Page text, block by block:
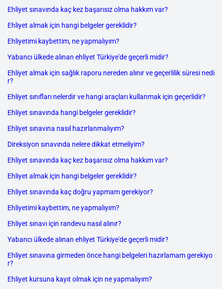
Ehliyet sınavında kaç kez başarısız olma hakkım var?
Ehliyet almak için hangi belgeler gereklidir?
Ehliyetimi kaybettim, ne yapmalıyım?
Yabancı ülkede alınan ehliyet Türkiye'de geçerli midir?
Ehliyet almak için sağlık raporu nereden alınır ve geçerlilik süresi nedi
r?
Ehliyet sınıfları nelerdir ve hangi araçları kullanmak için geçerlidir?
Ehliyet sınavında hangi belgeler gereklidir?
Ehliyet sınavına nasıl hazırlanmalıyım?
Direksiyon sınavında nelere dikkat etmeliyim?
Ehliyet sınavında kaç kez başarısız olma hakkım var?
Ehliyet almak için hangi belgeler gereklidir?
Ehliyet sınavında kaç doğru yapmam gerekiyor?
Ehliyetimi kaybettim, ne yapmalıyım?
Ehliyet sınavı için randevu nasıl alınır?
Yabancı ülkede alınan ehliyet Türkiye'de geçerli midir?
Ehliyet sınavına girmeden önce hangi belgeleri hazırlamam gerekiyo
r?
Ehliyet kursuna kayıt olmak için ne yapmalıyım?